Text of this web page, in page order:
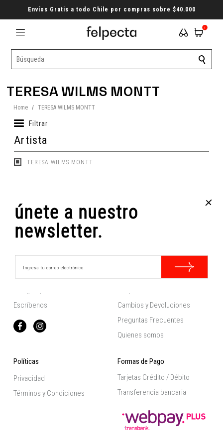
Envíos Gratis a todo Chile por compras sobre $40.000
1
TERESA WILMS MONTT
Home / TERESA WILMS MONTT
Filtrar
Artista
TERESA WILMS MONTT
+
únete a nuestro
newsletter.
Contacto
Escríbenos
Cambios y Devoluciones
Preguntas Frecuentes
Quienes somos
Políticas
Privacidad
Términos y Condiciones
Formas de Pago
Tarjetas Crédito / Débito
Transferencia bancaria